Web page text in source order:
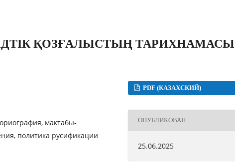
ҚОЗҒАЛЫСТЫҢ ТАРИХНАМАСЫ
мактабы-
политика русификации
PDF (КАЗАХСКИЙ)
ОПУБЛИКОВАН
25.06.2025